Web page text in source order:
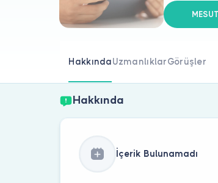
HakkındaUzmanlıklarGörüşler
Hakkında
İçerik Bulunamadı